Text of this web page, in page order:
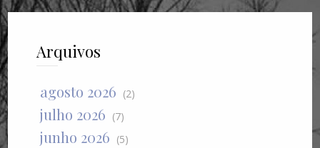
Arquivos
agosto 2026 (2)
julho 2026 (7)
junho 2026 (5)